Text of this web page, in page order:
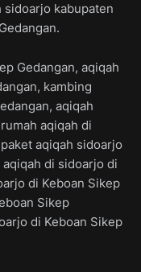
sidoarjo kabupaten
Gedangan, aqiqah
kambing
aqiqah
aqiqah di
aqiqah sidoarjo
di sidoarjo di
di Keboan Sikep
Sikep
di Keboan Sikep